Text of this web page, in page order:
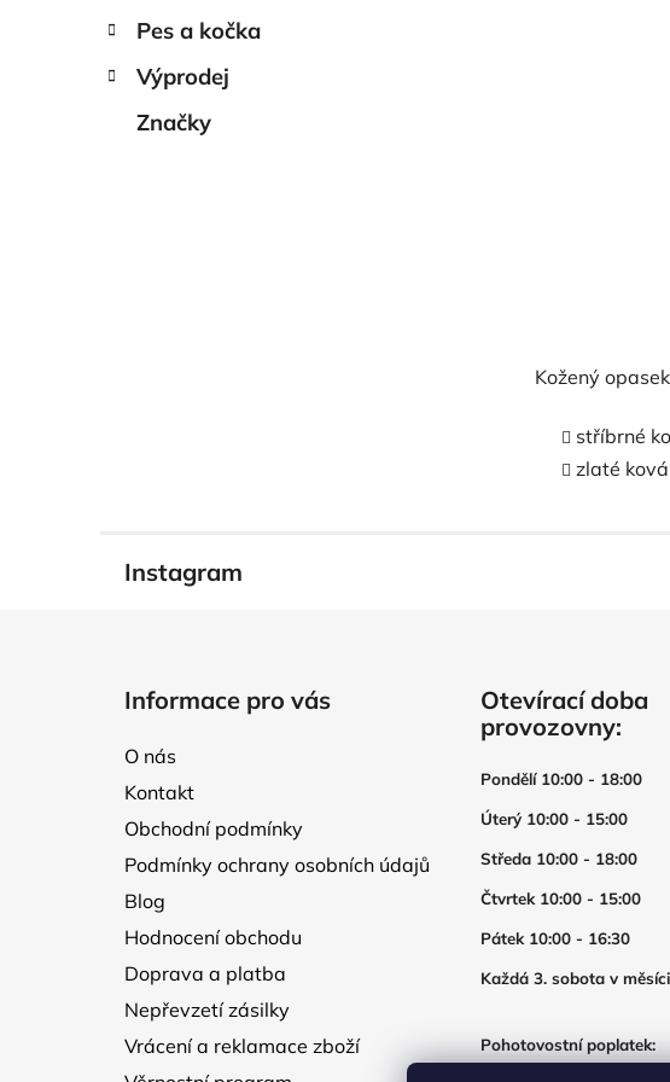
Pes a kočka
Výprodej
Značky
Kožený
stříbrné
zlaté
Instagram
Informace pro vás
O nás
Kontakt
Obchodní podmínky
Podmínky ochrany osobních údajů
Blog
Hodnocení obchodu
Doprava a platba
Nepřevzetí zásilky
Vrácení a reklamace zboží
Otevírací doba
provozovny:
Pondělí 10:00 - 18:00
Úterý 10:00 - 15:00
Středa 10:00 - 18:00
Čtvrtek 10:00 - 15:00
Pátek 10:00 - 16:30
Každá 3. sobota v
Pohotovostní poplatek: